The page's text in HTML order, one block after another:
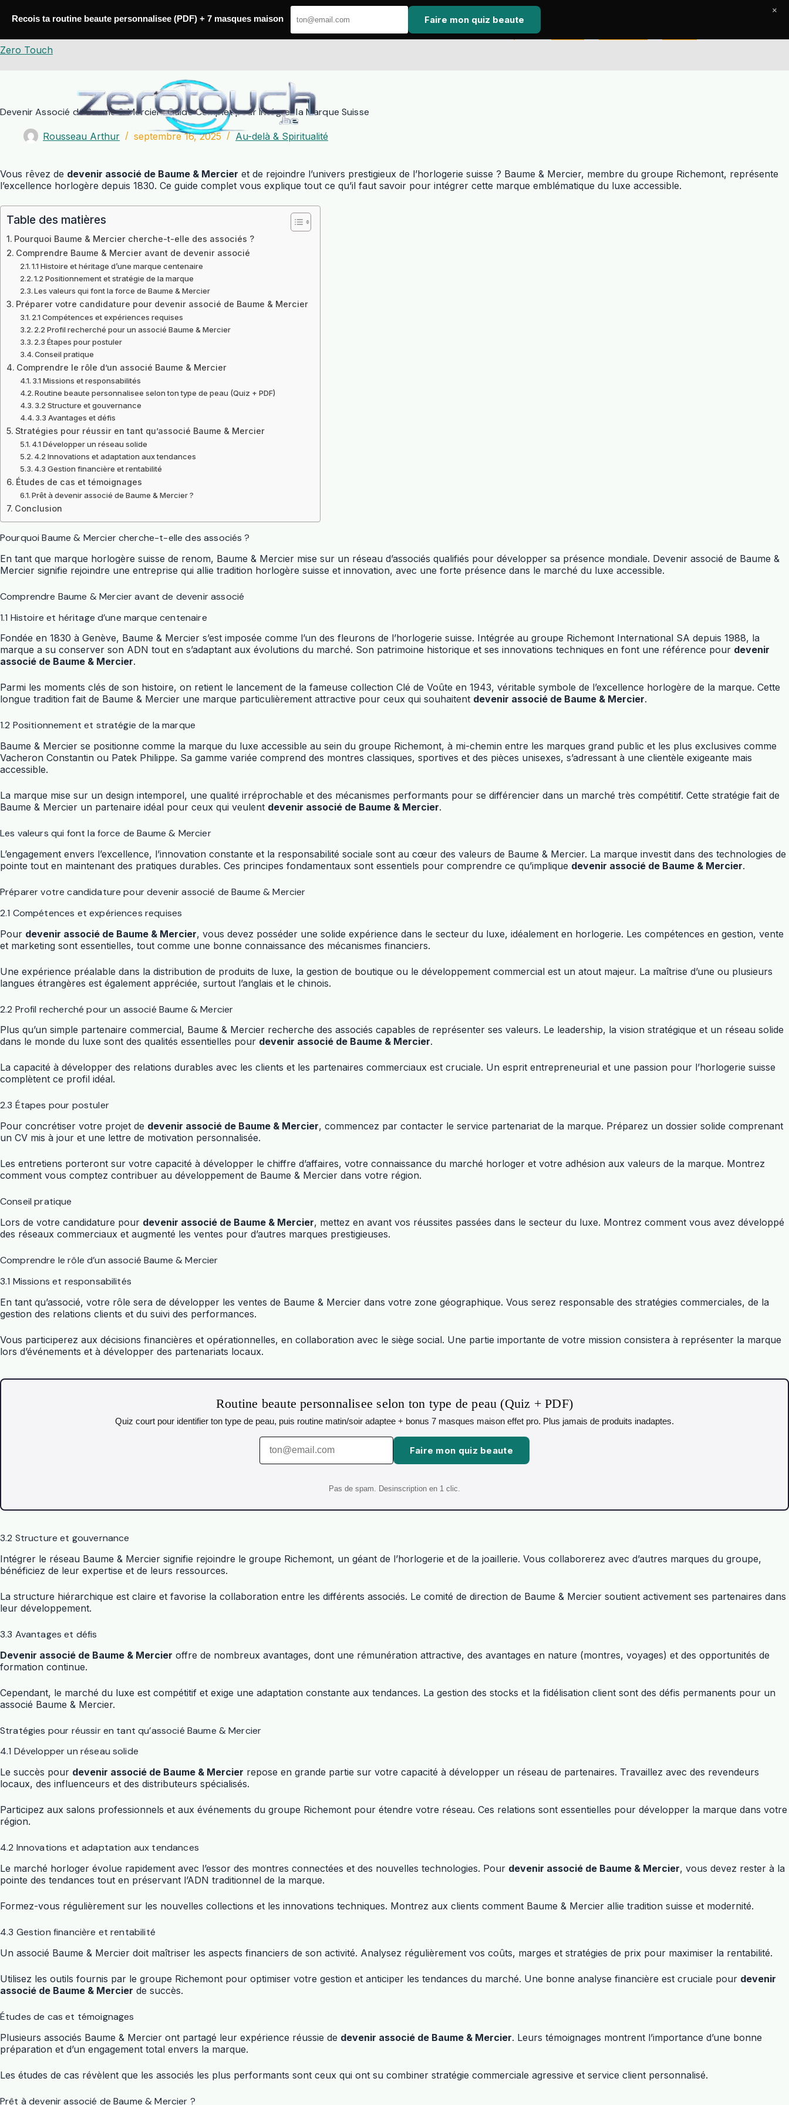
Zero Touch
Devenir Associé de Baume & Mercier : Guide Complet pour Intégrer la Marque Suisse
Rousseau Arthur septembre 16, 2025 Au-delà & Spiritualité
Vous rêvez de devenir associé de Baume & Mercier et de rejoindre l’univers prestigieux de l’horlogerie suisse ? Baume & Mercier, membre du groupe Richemont, représente
l’excellence horlogère depuis 1830. Ce guide complet vous explique tout ce qu’il faut savoir pour intégrer cette marque emblématique du luxe accessible.
Table des matières
Pourquoi Baume & Mercier cherche-t-elle des associés ?
Comprendre Baume & Mercier avant de devenir associé
1.1 Histoire et héritage d’une marque centenaire
1.2 Positionnement et stratégie de la marque
Les valeurs qui font la force de Baume & Mercier
Préparer votre candidature pour devenir associé de Baume & Mercier
2.1 Compétences et expériences requises
2.2 Profil recherché pour un associé Baume & Mercier
2.3 Étapes pour postuler
Conseil pratique
Comprendre le rôle d’un associé Baume & Mercier
3.1 Missions et responsabilités
Routine beaute personnalisee selon ton type de peau (Quiz + PDF)
3.2 Structure et gouvernance
3.3 Avantages et défis
Stratégies pour réussir en tant qu’associé Baume & Mercier
4.1 Développer un réseau solide
4.2 Innovations et adaptation aux tendances
4.3 Gestion financière et rentabilité
Études de cas et témoignages
Prêt à devenir associé de Baume & Mercier ?
Conclusion
Pourquoi Baume & Mercier cherche-t-elle des associés ?
En tant que marque horlogère suisse de renom, Baume & Mercier mise sur un réseau d’associés qualifiés pour développer sa présence mondiale. Devenir associé de Baume &
Mercier signifie rejoindre une entreprise qui allie tradition horlogère suisse et innovation, avec une forte présence dans le marché du luxe accessible.
Comprendre Baume & Mercier avant de devenir associé
1.1 Histoire et héritage d’une marque centenaire
Fondée en 1830 à Genève, Baume & Mercier s’est imposée comme l’un des fleurons de l’horlogerie suisse. Intégrée au groupe Richemont International SA depuis 1988, la
marque a su conserver son ADN tout en s’adaptant aux évolutions du marché. Son patrimoine historique et ses innovations techniques en font une référence pour devenir
associé de Baume & Mercier.
Parmi les moments clés de son histoire, on retient le lancement de la fameuse collection Clé de Voûte en 1943, véritable symbole de l’excellence horlogère de la marque. Cette
longue tradition fait de Baume & Mercier une marque particulièrement attractive pour ceux qui souhaitent devenir associé de Baume & Mercier.
1.2 Positionnement et stratégie de la marque
Baume & Mercier se positionne comme la marque du luxe accessible au sein du groupe Richemont, à mi-chemin entre les marques grand public et les plus exclusives comme
Vacheron Constantin ou Patek Philippe. Sa gamme variée comprend des montres classiques, sportives et des pièces unisexes, s’adressant à une clientèle exigeante mais
accessible.
La marque mise sur un design intemporel, une qualité irréprochable et des mécanismes performants pour se différencier dans un marché très compétitif. Cette stratégie fait de
Baume & Mercier un partenaire idéal pour ceux qui veulent devenir associé de Baume & Mercier.
Les valeurs qui font la force de Baume & Mercier
L’engagement envers l’excellence, l’innovation constante et la responsabilité sociale sont au cœur des valeurs de Baume & Mercier. La marque investit dans des technologies de
pointe tout en maintenant des pratiques durables. Ces principes fondamentaux sont essentiels pour comprendre ce qu’implique devenir associé de Baume & Mercier.
Préparer votre candidature pour devenir associé de Baume & Mercier
2.1 Compétences et expériences requises
Pour devenir associé de Baume & Mercier, vous devez posséder une solide expérience dans le secteur du luxe, idéalement en horlogerie. Les compétences en gestion, vente
et marketing sont essentielles, tout comme une bonne connaissance des mécanismes financiers.
Une expérience préalable dans la distribution de produits de luxe, la gestion de boutique ou le développement commercial est un atout majeur. La maîtrise d’une ou plusieurs
langues étrangères est également appréciée, surtout l’anglais et le chinois.
2.2 Profil recherché pour un associé Baume & Mercier
Plus qu’un simple partenaire commercial, Baume & Mercier recherche des associés capables de représenter ses valeurs. Le leadership, la vision stratégique et un réseau solide
dans le monde du luxe sont des qualités essentielles pour devenir associé de Baume & Mercier.
La capacité à développer des relations durables avec les clients et les partenaires commerciaux est cruciale. Un esprit entrepreneurial et une passion pour l’horlogerie suisse
complètent ce profil idéal.
2.3 Étapes pour postuler
Pour concrétiser votre projet de devenir associé de Baume & Mercier, commencez par contacter le service partenariat de la marque. Préparez un dossier solide comprenant
un CV mis à jour et une lettre de motivation personnalisée.
Les entretiens porteront sur votre capacité à développer le chiffre d’affaires, votre connaissance du marché horloger et votre adhésion aux valeurs de la marque. Montrez
comment vous comptez contribuer au développement de Baume & Mercier dans votre région.
Conseil pratique
Lors de votre candidature pour devenir associé de Baume & Mercier, mettez en avant vos réussites passées dans le secteur du luxe. Montrez comment vous avez développé
des réseaux commerciaux et augmenté les ventes pour d’autres marques prestigieuses.
Comprendre le rôle d’un associé Baume & Mercier
3.1 Missions et responsabilités
En tant qu’associé, votre rôle sera de développer les ventes de Baume & Mercier dans votre zone géographique. Vous serez responsable des stratégies commerciales, de la
gestion des relations clients et du suivi des performances.
Vous participerez aux décisions financières et opérationnelles, en collaboration avec le siège social. Une partie importante de votre mission consistera à représenter la marque
lors d’événements et à développer des partenariats locaux.
Routine beaute personnalisee selon ton type de peau (Quiz + PDF)
Quiz court pour identifier ton type de peau, puis routine matin/soir adaptee + bonus 7 masques maison effet pro. Plus jamais de produits inadaptes.
Faire mon quiz beaute
Pas de spam. Desinscription en 1 clic.
3.2 Structure et gouvernance
Intégrer le réseau Baume & Mercier signifie rejoindre le groupe Richemont, un géant de l’horlogerie et de la joaillerie. Vous collaborerez avec d’autres marques du groupe,
bénéficiez de leur expertise et de leurs ressources.
La structure hiérarchique est claire et favorise la collaboration entre les différents associés. Le comité de direction de Baume & Mercier soutient activement ses partenaires dans
leur développement.
3.3 Avantages et défis
Devenir associé de Baume & Mercier offre de nombreux avantages, dont une rémunération attractive, des avantages en nature (montres, voyages) et des opportunités de
formation continue.
Cependant, le marché du luxe est compétitif et exige une adaptation constante aux tendances. La gestion des stocks et la fidélisation client sont des défis permanents pour un
associé Baume & Mercier.
Stratégies pour réussir en tant qu’associé Baume & Mercier
4.1 Développer un réseau solide
Le succès pour devenir associé de Baume & Mercier repose en grande partie sur votre capacité à développer un réseau de partenaires. Travaillez avec des revendeurs
locaux, des influenceurs et des distributeurs spécialisés.
Participez aux salons professionnels et aux événements du groupe Richemont pour étendre votre réseau. Ces relations sont essentielles pour développer la marque dans votre
région.
4.2 Innovations et adaptation aux tendances
Le marché horloger évolue rapidement avec l’essor des montres connectées et des nouvelles technologies. Pour devenir associé de Baume & Mercier, vous devez rester à la
pointe des tendances tout en préservant l’ADN traditionnel de la marque.
Formez-vous régulièrement sur les nouvelles collections et les innovations techniques. Montrez aux clients comment Baume & Mercier allie tradition suisse et modernité.
4.3 Gestion financière et rentabilité
Un associé Baume & Mercier doit maîtriser les aspects financiers de son activité. Analysez régulièrement vos coûts, marges et stratégies de prix pour maximiser la rentabilité.
Utilisez les outils fournis par le groupe Richemont pour optimiser votre gestion et anticiper les tendances du marché. Une bonne analyse financière est cruciale pour devenir
associé de Baume & Mercier de succès.
Études de cas et témoignages
Plusieurs associés Baume & Mercier ont partagé leur expérience réussie de devenir associé de Baume & Mercier. Leurs témoignages montrent l’importance d’une bonne
préparation et d’un engagement total envers la marque.
Les études de cas révèlent que les associés les plus performants sont ceux qui ont su combiner stratégie commerciale agressive et service client personnalisé.
Prêt à devenir associé de Baume & Mercier ?
Recois ta routine beaute personnalisee (PDF) + 7 masques maison Faire mon quiz beaute
×